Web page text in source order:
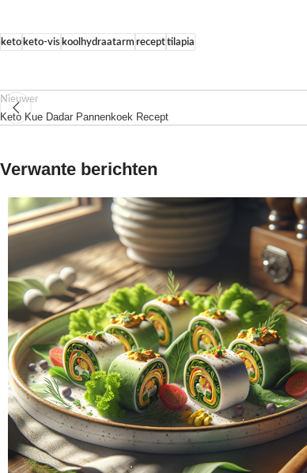
ketoketo-viskoolhydraatarm recepttilapia
Nieuwer
Keto Kue Dadar Pannenkoek Recept
Verwante berichten